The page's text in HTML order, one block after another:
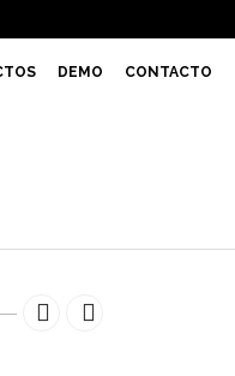
DEMO CONTACTO